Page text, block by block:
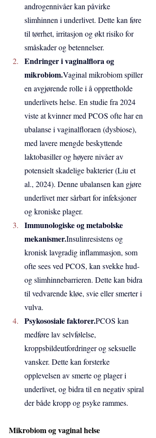
androgennivåer kan påvirke
slimhinnen i underlivet. Dette kan føre
til tørrhet, irritasjon og økt risiko for
småskader og betennelser.
Endringer i vaginalflora og
mikrobiom.Vaginal mikrobiom spiller
en avgjørende rolle i å opprettholde
underlivets helse. En studie fra 2024
viste at kvinner med PCOS ofte har en
ubalanse i vaginalfloraen (dysbiose),
med lavere mengde beskyttende
laktobasiller og høyere nivåer av
potensielt skadelige bakterier (Liu et
al., 2024). Denne ubalansen kan gjøre
underlivet mer sårbart for infeksjoner
og kroniske plager.
Immunologiske og metabolske
mekanismer.Insulinresistens og
kronisk lavgradig inflammasjon, som
ofte sees ved PCOS, kan svekke hud-
og slimhinnebarrieren. Dette kan bidra
til vedvarende kløe, svie eller smerter i
vulva.
Psykososiale faktorer.PCOS kan
medføre lav selvfølelse,
kroppsbildeutfordringer og seksuelle
vansker. Dette kan forsterke
opplevelsen av smerte og plager i
underlivet, og bidra til en negativ spiral
der både kropp og psyke rammes.
Mikrobiom og vaginal helse